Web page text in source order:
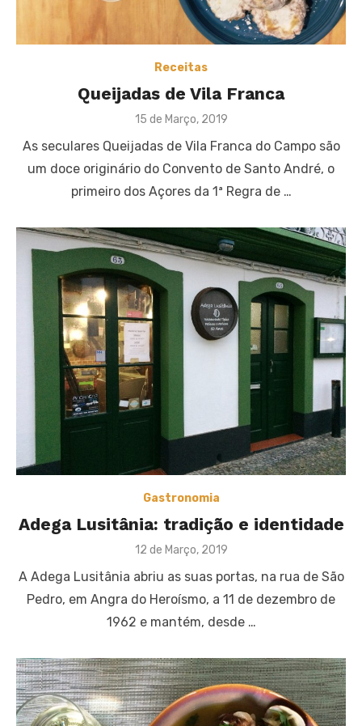
Receitas
Queijadas de Vila Franca
Posted
15 de Março, 2019
As seculares Queijadas de Vila Franca do Campo são
um doce originário do Convento de Santo André, o
primeiro dos Açores da 1ª Regra de …
Gastronomia
Adega Lusitânia: tradição e identidade
Posted
12 de Março, 2019
A Adega Lusitânia abriu as suas portas, na rua de São
Pedro, em Angra do Heroísmo, a 11 de dezembro de
1962 e mantém, desde …